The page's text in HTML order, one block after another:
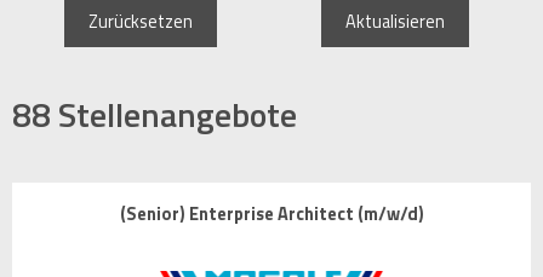
Zurücksetzen Aktualisieren
88Stellenangebote
(Senior) Enterprise Architect (m/w/d)